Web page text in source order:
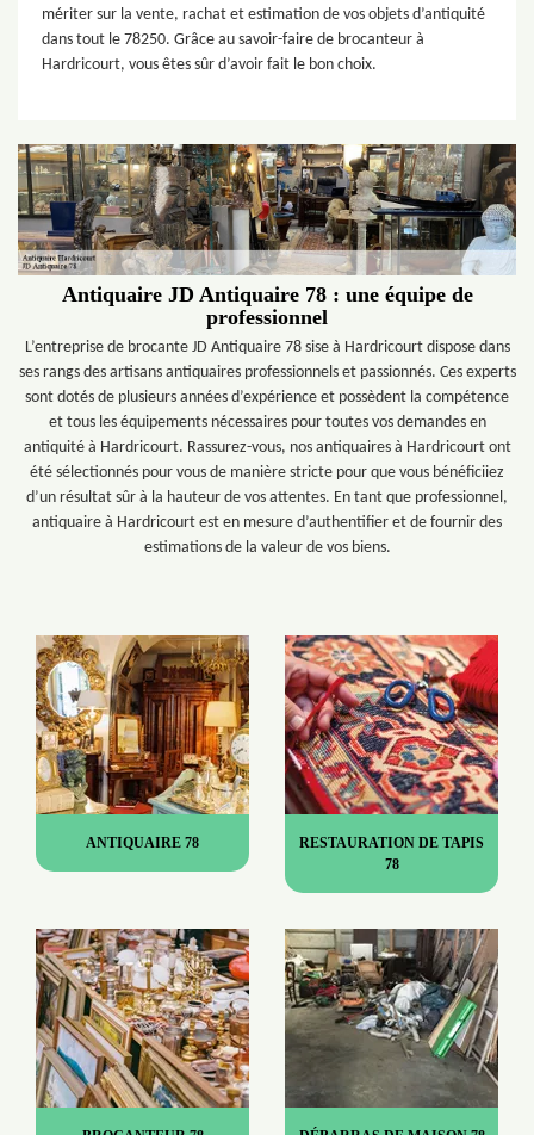
mériter sur la vente, rachat et estimation de vos objets d’antiquité
dans tout le 78250. Grâce au savoir-faire de brocanteur à
Hardricourt, vous êtes sûr d’avoir fait le bon choix.
Antiquaire JD Antiquaire 78 : une équipe de
professionnel
L’entreprise de brocante JD Antiquaire 78 sise à Hardricourt dispose dans
ses rangs des artisans antiquaires professionnels et passionnés. Ces experts
sont dotés de plusieurs années d’expérience et possèdent la compétence
et tous les équipements nécessaires pour toutes vos demandes en
antiquité à Hardricourt. Rassurez-vous, nos antiquaires à Hardricourt ont
été sélectionnés pour vous de manière stricte pour que vous bénéficiiez
d’un résultat sûr à la hauteur de vos attentes. En tant que professionnel,
antiquaire à Hardricourt est en mesure d’authentifier et de fournir des
estimations de la valeur de vos biens.
ANTIQUAIRE 78
RESTAURATION DE TAPIS
78